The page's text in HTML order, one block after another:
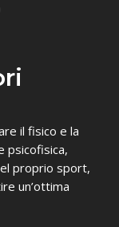
il fisico e la
psicofisica,
proprio sport,
un’ottima